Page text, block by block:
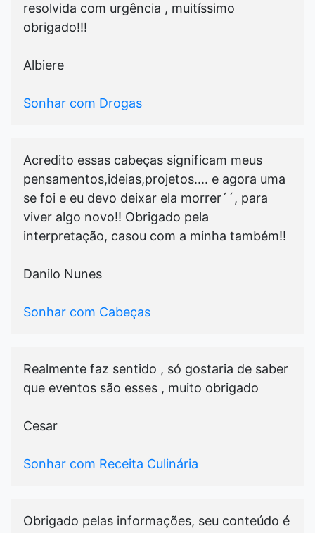
resolvida com urgência , muitíssimo
obrigado!!!
Albiere
Sonhar com Drogas
Acredito essas cabeças significam meus
pensamentos,ideias,projetos.... e agora uma
se foi e eu devo deixar ela morrer´´, para
viver algo novo!! Obrigado pela
interpretação, casou com a minha também!!
Danilo Nunes
Sonhar com Cabeças
Realmente faz sentido , só gostaria de saber
que eventos são esses , muito obrigado
Cesar
Sonhar com Receita Culinária
Obrigado pelas informações, seu conteúdo é